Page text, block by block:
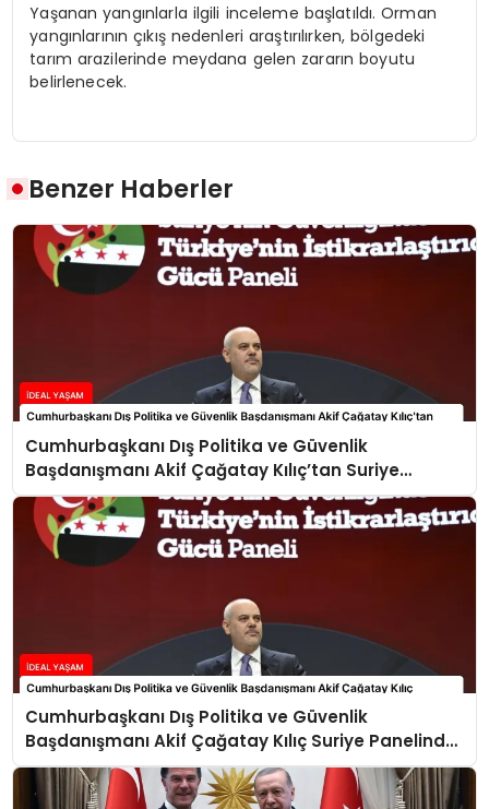
Yaşanan yangınlarla ilgili inceleme başlatıldı. Orman
yangınlarının çıkış nedenleri araştırılırken, bölgedeki
tarım arazilerinde meydana gelen zararın boyutu
belirlenecek.
Benzer Haberler
Cumhurbaşkanı Dış Politika ve Güvenlik
Başdanışmanı Akif Çağatay Kılıç’tan Suriye
Panelinde Önemli Açıklamalar
Cumhurbaşkanı Dış Politika ve Güvenlik
Başdanışmanı Akif Çağatay Kılıç Suriye Panelinde
Konuştu